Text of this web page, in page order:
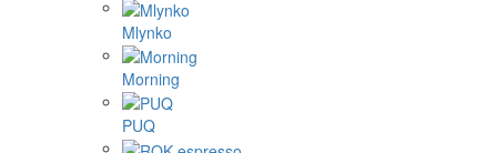
Mlynko
Morning
PUQ